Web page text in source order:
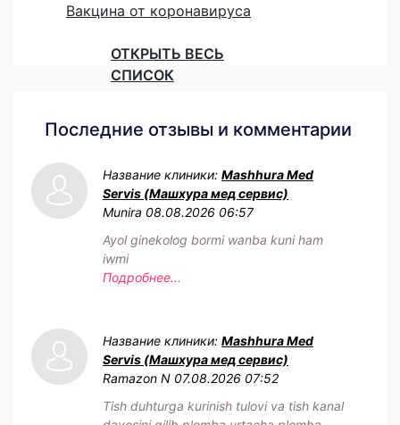
Вакцина от коронавируса
ОТКРЫТЬ ВЕСЬ
СПИСОК
Последние отзывы и комментарии
Название клиники: Mashhura Med
Servis (Машхура мед сервис)
Munira 08.08.2026 06:57
Ayol ginekolog bormi wanba kuni ham
iwmi
Подробнее...
Название клиники: Mashhura Med
Servis (Машхура мед сервис)
Ramazon N 07.08.2026 07:52
Tish duhturga kurinish tulovi va tish kanal